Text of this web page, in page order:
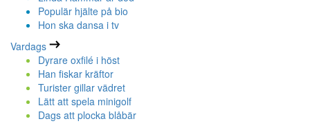
Populär hjälte på bio
Hon ska dansa i tv
Vardags
Dyrare oxfilé i höst
Han fiskar kräftor
Turister gillar vädret
Lätt att spela minigolf
Dags att plocka blåbär